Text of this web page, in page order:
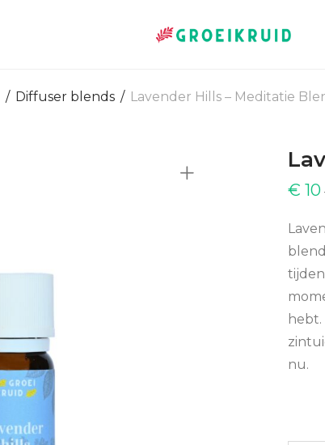
/ Diffuser blends / Lavender Hills – Meditatie
€ 10
nu.